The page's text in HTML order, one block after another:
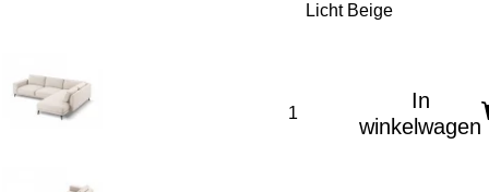
In
winkelwagen